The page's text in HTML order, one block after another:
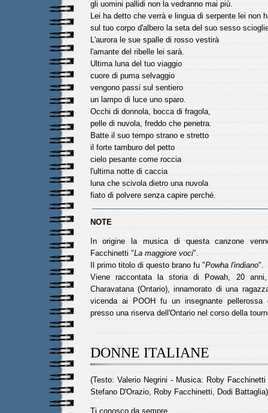
gli uomini pallidi non la vedranno mai più.
Lei ha detto che verrà e lingua di serpente lei non
sul tuo corpo d'albero la seta del suo sesso
L'aurora le sue spalle di rosso vestirà
l'amante del ribelle lei sarà.
Ultima luna del tuo viaggio
cuore di puma selvaggio
vengono passi sul sentiero
un lampo di luce uno sparo.
Occhi di donnola, bocca di fragola,
pelle di nuvola, freddo che penetra.
Batte il suo tempo strano e stretto
il forte tamburo del petto
cielo pesante come roccia
l'ultima notte di caccia
luna che scivola dietro una nuvola
fiato di polvere senza capire perché.
NOTE
In origine la musica di questa canzone
Facchinetti "La maggiore voci".
Il primo titolo di questo brano fu "Powha l'indiano".
Viene raccontata la storia di Powah, 20
Charavatana (Ontario), innamorato di una
vicenda ai POOH fu un insegnante pellerossa
presso una riserva dell'Ontario nel corso della
DONNE ITALIANE
(Testo: Valerio Negrini - Musica: Roby
Stefano D'Orazio, Roby Facchinetti, Dodi Battaglia)
Ti conosco da sempre,